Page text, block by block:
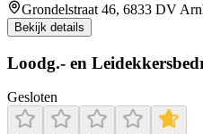
Grondelstraat 46, 6833 DV
Bekijk details
Loodg.- en
Gesloten